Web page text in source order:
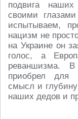
подвига
своими
испытываем,
нацизм не
на Украине он
голос, а
реваншизма.
приобрел для
смысл и
наших дедов и